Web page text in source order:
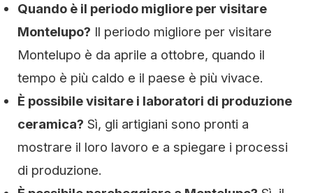
Quando è il periodo migliore per visitare
Montelupo? Il periodo migliore per visitare
Montelupo è da aprile a ottobre, quando il
tempo è più caldo e il paese è più vivace.
È possibile visitare i laboratori di produzione
ceramica? Sì, gli artigiani sono pronti a
mostrare il loro lavoro e a spiegare i processi
di produzione.